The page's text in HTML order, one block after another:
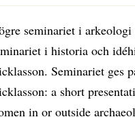
seminariet i
i historia och
Seminariet ges
a short
in or outside